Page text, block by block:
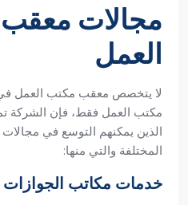
مجالات
العمل
لا يتخصص معقب مكتب العمل
مكتب العمل فقط، فإن الشركة
الذين يمكنهم التوسع في
المختلفة والتي منها:
خدمات مكاتب الجوازات